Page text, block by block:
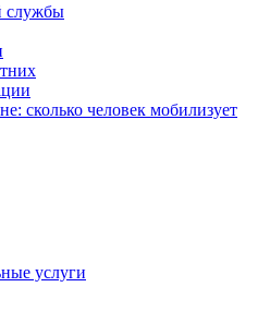
службы
сколько человек мобилизует
услуги